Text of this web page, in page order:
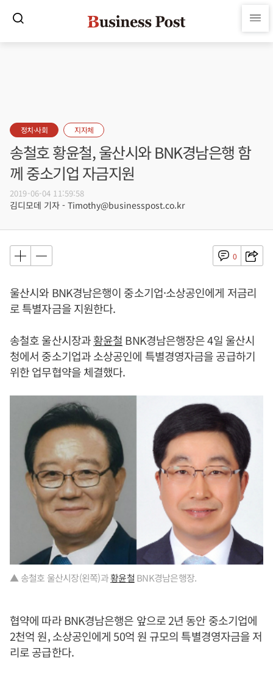
정치·사회 지자체
송철호 황윤철, 울산시와 BNK경남은행 함
께 중소기업 자금지원
2019-06-04 11:59:58
김디모데 기자 - Timothy@businesspost.co.kr
0
울산시와 BNK경남은행이 중소기업·소상공인에게 저금리
로 특별자금을 지원한다.
송철호 울산시장과황윤철 BNK경남은행장은 4일 울산시
청에서 중소기업과 소상공인에 특별경영자금을 공급하기
위한 업무협약을 체결했다.
▲ 송철호 울산시장(왼쪽)과황윤철 BNK경남은행장.
협약에 따라 BNK경남은행은 앞으로 2년 동안 중소기업에
2천억 원, 소상공인에게 50억 원 규모의 특별경영자금을 저
리로 공급한다.